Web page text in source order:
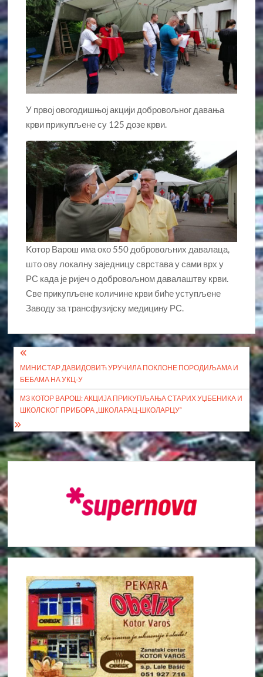
У првој овогодишњој акцији добровољног давања
крви прикупљене су 125 дозе крви.
Kотор Варош има око 550 добровољних давалаца,
што ову локалну заједницу сврстава у сами врх у
РС када је ријеч о добровољном давалаштву крви.
Све прикупљене количине крви биће уступљене
Заводу за трансфузијску медицину РС.
Кретање
чланка
МИНИСТАР ДАВИДОВИЋ УРУЧИЛА ПОКЛОНЕ ПОРОДИЉАМА И
БЕБАМА НА УКЦ-У
МЗ КОТОР ВАРОШ: АКЦИЈА ПРИКУПЉАЊА СТАРИХ УЏБЕНИКА И
ШКОЛСКОГ ПРИБОРА „ШКОЛАРАЦ-ШКОЛАРЦУ“